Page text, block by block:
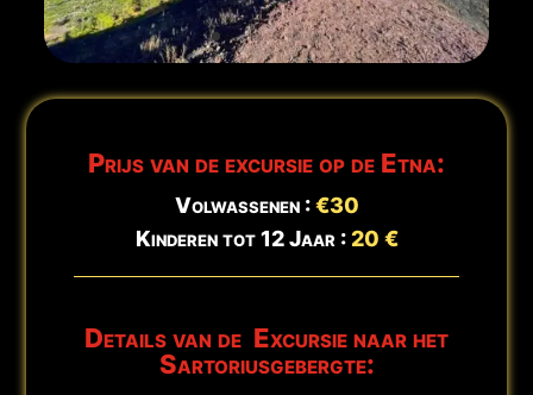
🌋 Trekking 3000m Etna Süd Buchen →
Hinweis:Wanderschuhe erforderlich. Aktualisiert:9. August -
11:14 UhrPrijs van de excursie op de Etna:
Volwassenen :€30
Kinderen tot 12 Jaar :20 €
Details van de Excursie naar het
Sartoriusgebergte: